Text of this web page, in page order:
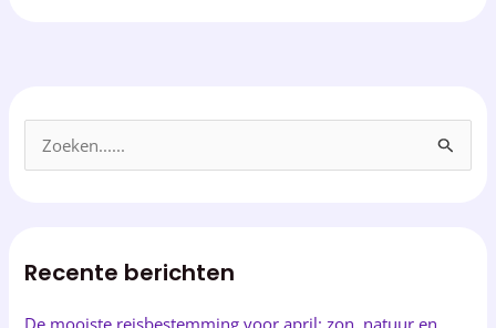
e
Recente berichten
De mooiste reisbestemming voor april: zon, natuur en